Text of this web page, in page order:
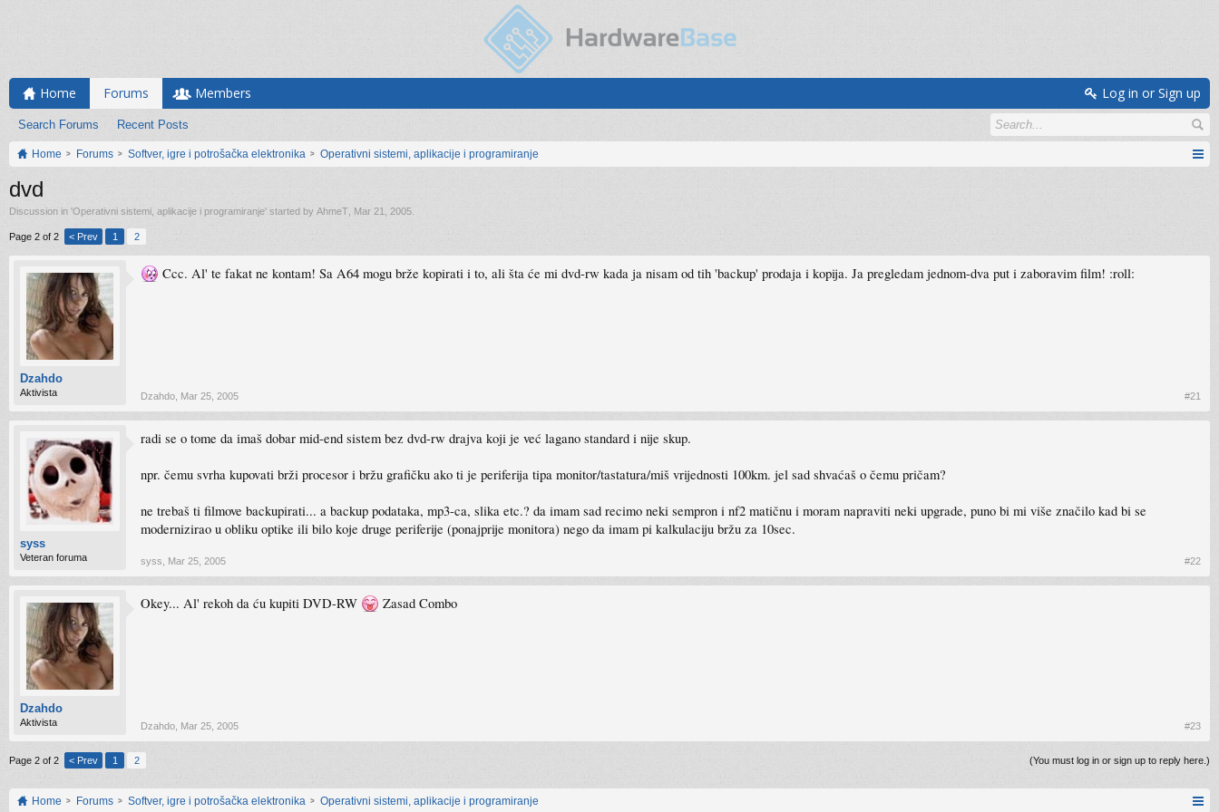
Home Forums
Search Forums Recent Posts
Members Log in or Sign up
Home Forums Softver, igre i potrošačka elektronika Operativni sistemi, aplikacije i programiranje
dvd
Discussion in 'Operativni sistemi, aplikacije i programiranje' started by AhmeT Mar 21, 2005
Page 2 of 2 < Prev 1 2
Dzahdo
Aktivista
Ccc. Al' te fakat ne kontam! Sa A64 mogu brže kopirati i to, ali šta će mi dvd-rw kada ja nisam od tih 'backup' prodaja i kopija. Ja pregledam jednom-dva put i zaboravim film! :roll:
Dzahdo Mar 25, 2005 #21
syss
Veteran foruma
radi se o tome da imaš dobar mid-end sistem bez dvd-rw drajva koji je već lagano standard i nije skup.
npr. čemu svrha kupovati brži procesor i bržu grafičku ako ti je periferija tipa monitor/tastatura/miš vrijednosti 100km. jel sad shvaćaš o čemu pričam?
ne trebaš ti filmove backupirati... a backup podataka, mp3-ca, slika etc.? da imam sad recimo neki sempron i nf2 matičnu i moram napraviti neki upgrade, puno bi mi više značilo kad bi se
modernizirao u obliku optike ili bilo koje druge periferije (ponajprije monitora) nego da imam pi kalkulaciju bržu za 10sec.
syss Mar 25, 2005 #22
Dzahdo
Aktivista
Okey... Al' rekoh da ću kupiti DVD-RW Zasad Combo
Dzahdo Mar 25, 2005 #23
(You must log in or sign up to reply here.)
Page 2 of 2 < Prev 1 2
Home Forums Softver, igre i potrošačka elektronika Operativni sistemi, aplikacije i programiranje